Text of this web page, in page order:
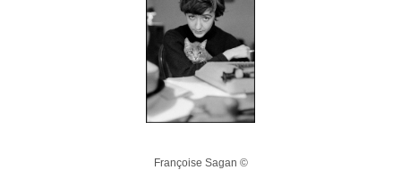
Françoise Sagan ©